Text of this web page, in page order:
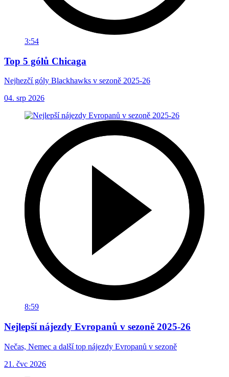
3:54
Top 5 gólů Chicaga
Nejhezčí góly Blackhawks v sezoně 2025-26
04. srp 2026
8:59
Nejlepší nájezdy Evropanů v sezoně 2025-26
Nečas, Nemec a další top nájezdy Evropanů v sezoně
21. čvc 2026